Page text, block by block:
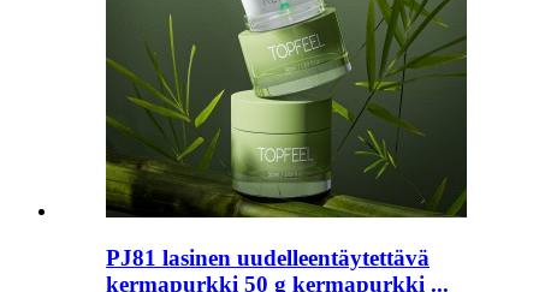
PJ81 lasinen uudelleentäytettävä
kermapurkki 50 g kermapurkki ...